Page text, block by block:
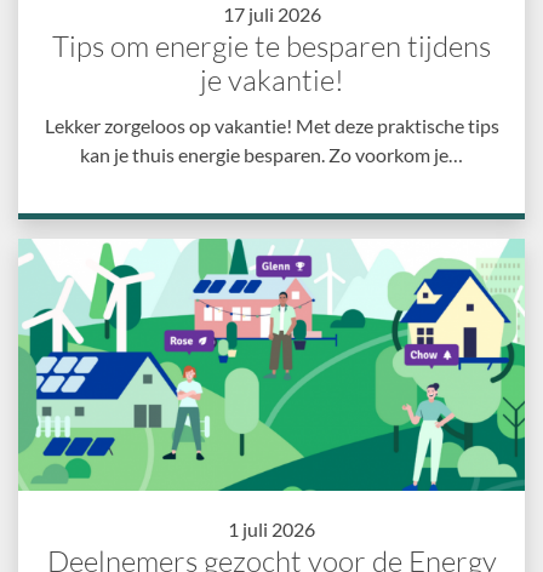
17 juli 2026
Tips om energie te besparen tijdens
je vakantie!
Lekker zorgeloos op vakantie! Met deze praktische tips
kan je thuis energie besparen. Zo voorkom je…
1 juli 2026
Deelnemers gezocht voor de Energy